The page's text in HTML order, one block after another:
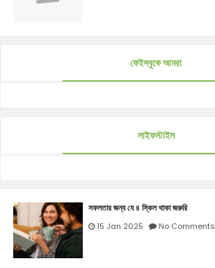
ফেইসবুকে আমরা
লাইফস্টাইল
সফলতার জন্য যে ৪ স্কিল থাকা জরুরি
15 Jan 2025 No Comments